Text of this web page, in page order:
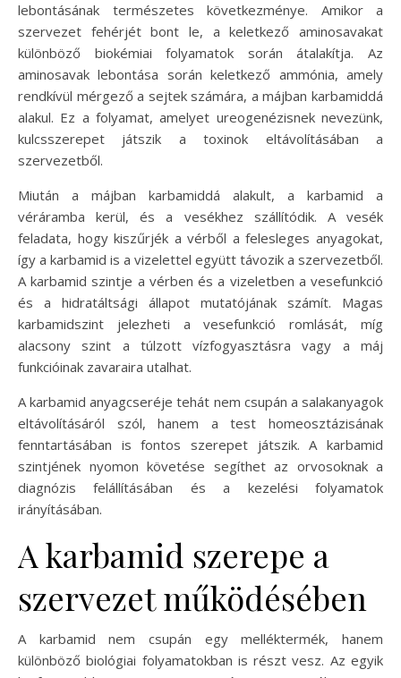
lebontásának természetes következménye. Amikor a
szervezet fehérjét bont le, a keletkező aminosavakat
különböző biokémiai folyamatok során átalakítja. Az
aminosavak lebontása során keletkező ammónia, amely
rendkívül mérgező a sejtek számára, a májban karbamiddá
alakul. Ez a folyamat, amelyet ureogenézisnek nevezünk,
kulcsszerepet játszik a toxinok eltávolításában a
szervezetből.
Miután a májban karbamiddá alakult, a karbamid a
véráramba kerül, és a vesékhez szállítódik. A vesék
feladata, hogy kiszűrjék a vérből a felesleges anyagokat,
így a karbamid is a vizelettel együtt távozik a szervezetből.
A karbamid szintje a vérben és a vizeletben a vesefunkció
és a hidratáltsági állapot mutatójának számít. Magas
karbamidszint jelezheti a vesefunkció romlását, míg
alacsony szint a túlzott vízfogyasztásra vagy a máj
funkcióinak zavaraira utalhat.
A karbamid anyagcseréje tehát nem csupán a salakanyagok
eltávolításáról szól, hanem a test homeosztázisának
fenntartásában is fontos szerepet játszik. A karbamid
szintjének nyomon követése segíthet az orvosoknak a
diagnózis felállításában és a kezelési folyamatok
irányításában.
A karbamid szerepe a
szervezet működésében
A karbamid nem csupán egy melléktermék, hanem
különböző biológiai folyamatokban is részt vesz. Az egyik